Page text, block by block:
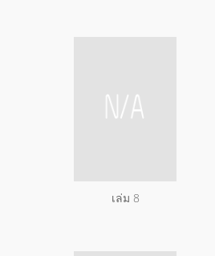
เล่ม 8